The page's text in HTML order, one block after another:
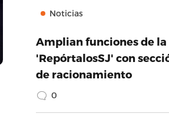
Noticias
Amplian funciones de
'RepórtalosSJ' con
de racionamiento
0